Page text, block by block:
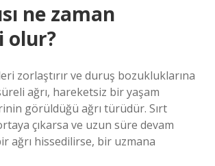
ne zaman
olur?
zorlaştırır ve duruş bozukluklarına
ağrı, hareketsiz bir yaşam
görüldüğü ağrı türüdür. Sırt
çıkarsa ve uzun süre devam
ağrı hissedilirse, bir uzmana